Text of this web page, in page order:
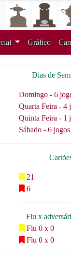
Gráfico
Dias de
Domingo - 6
Quarta Feira - 4
Quinta Feira - 1
Sábado - 6 jogos
21
6
Flu x
Flu 0 x 0
Flu 0 x 0